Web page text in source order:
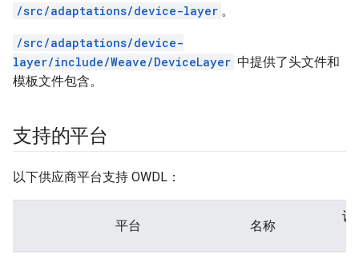
/src/adaptations/device-layer 。
/src/adaptations/device-
layer/include/Weave/DeviceLayer 中提供了头文件和
模板文件包含。
支持的平台
以下供应商平台支持 OWDL：
平台 名称
设